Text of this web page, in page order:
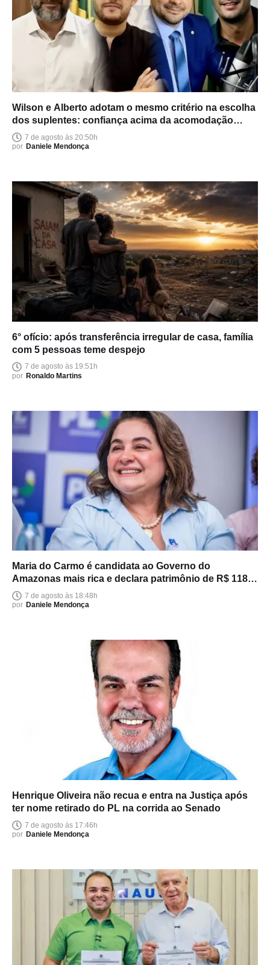
Wilson e Alberto adotam o mesmo critério na escolha
dos suplentes: confiança acima da acomodação
política
7 de agosto às 20:50h
por Daniele Mendonça
6° ofício: após transferência irregular de casa, família
com 5 pessoas teme despejo
7 de agosto às 19:51h
por Ronaldo Martins
Maria do Carmo é candidata ao Governo do
Amazonas mais rica e declara patrimônio de R$ 118
milhões
7 de agosto às 18:48h
por Daniele Mendonça
Henrique Oliveira não recua e entra na Justiça após
ter nome retirado do PL na corrida ao Senado
7 de agosto às 17:46h
por Daniele Mendonça